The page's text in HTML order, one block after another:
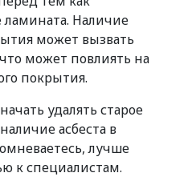
ламината. Наличие
может вызвать
может повлиять на
покрытия.
удалять старое
асбеста в
лучше
к специалистам.